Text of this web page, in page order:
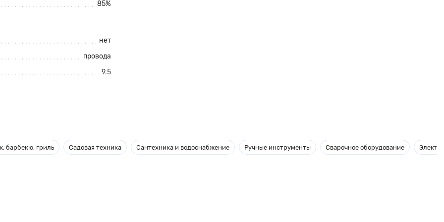
85%
нет
провода
9.5
барбекю, гриль Садовая техника Сантехника и водоснабжение Ручные инструменты Сварочное оборудование